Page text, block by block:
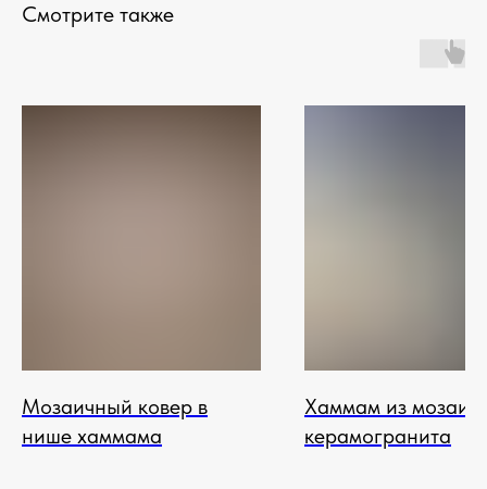
Смотрите также
Мозаичный ковер в
нише хаммама
Хаммам из
керамогранита